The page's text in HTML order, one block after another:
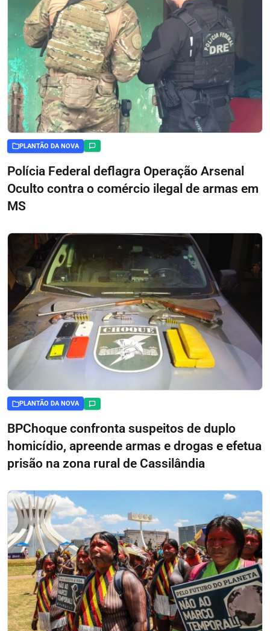
PLANTÃO DA NOVA
Polícia Federal deflagra Operação Arsenal
Oculto contra o comércio ilegal de armas em
MS
PLANTÃO DA NOVA
BPChoque confronta suspeitos de duplo
homicídio, apreende armas e drogas e efetua
prisão na zona rural de Cassilândia